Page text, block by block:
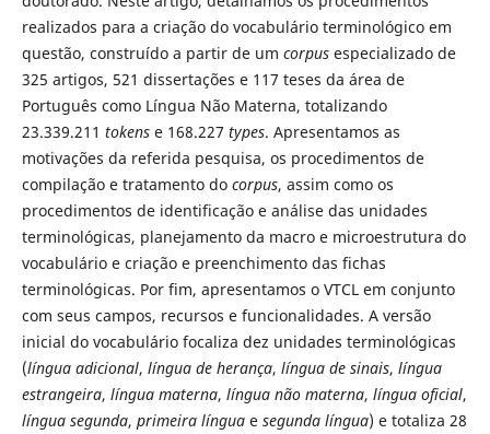
realizados para a criação do vocabulário terminológico em
questão, construído a partir de um corpusespecializado de
325 artigos, 521 dissertações e 117 teses da área de
Português como Língua Não Materna, totalizando
23.339.211 tokense 168.227 types. Apresentamos as
motivações da referida pesquisa, os procedimentos de
compilação e tratamento do corpus, assim como os
procedimentos de identificação e análise das unidades
terminológicas, planejamento da macro e microestrutura do
vocabulário e criação e preenchimento das fichas
terminológicas. Por fim, apresentamos o VTCL em conjunto
com seus campos, recursos e funcionalidades. A versão
inicial do vocabulário focaliza dez unidades terminológicas
(língua adicional, língua de herança, língua de sinais, língua
estrangeira, língua materna, língua não materna, língua oficial,
língua segunda, primeira línguae segunda língua) e totaliza 28